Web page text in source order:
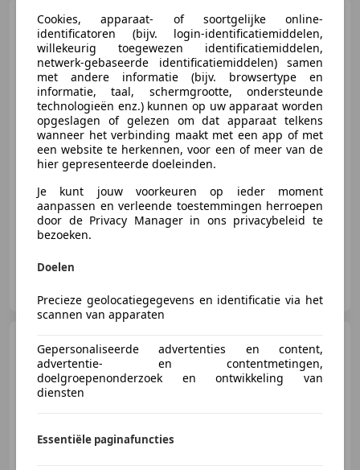
MINI Cooper S Cabrio
Mini 1.6 Chili, Leer, Navi , 184 pk !
€ 7.950
MINI Cooper S Cabrio
1.6 HIGHGATE|H&K|Lederen
bekleding|NAVI
Cookies, apparaat- of soortgelijke online-
identificatoren (bijv. login-identificatiemiddelen,
willekeurig toegewezen identificatiemiddelen,
netwerk-gebaseerde identificatiemiddelen) samen
met andere informatie (bijv. browsertype en
informatie, taal, schermgrootte, ondersteunde
technologieën enz.) kunnen op uw apparaat worden
opgeslagen of gelezen om dat apparaat telkens
wanneer het verbinding maakt met een app of met
een website te herkennen, voor een of meer van de
hier gepresenteerde doeleinden.
Je kunt jouw voorkeuren op ieder moment
aanpassen en verleende toestemmingen herroepen
door de Privacy Manager in ons privacybeleid te
bezoeken.
Doelen
Precieze geolocatiegegevens en identificatie via het
scannen van apparaten
Gepersonaliseerde advertenties en content,
advertentie- en contentmetingen,
doelgroepenonderzoek en ontwikkeling van
diensten
Essentiële paginafuncties